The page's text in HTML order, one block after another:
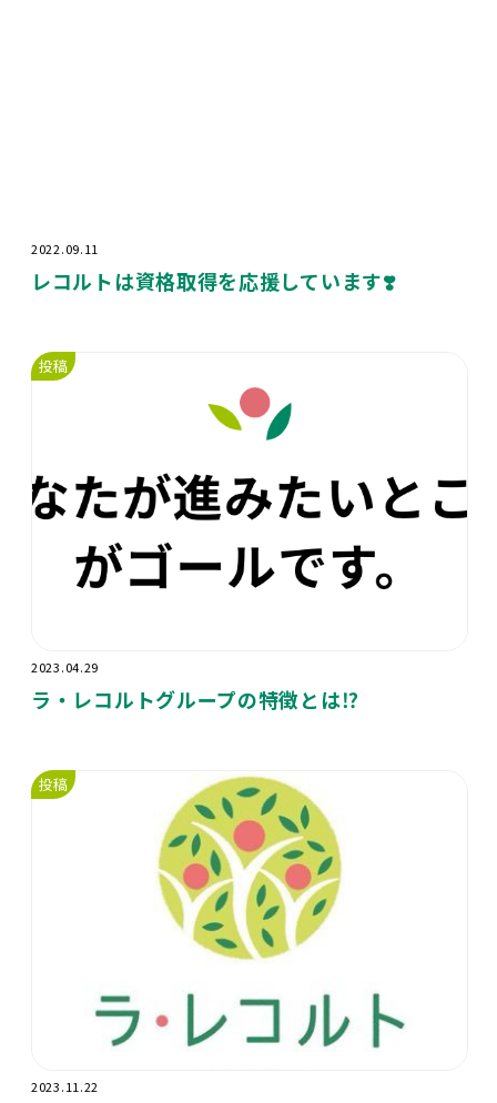
2022.09.11
レコルトは資格取得を応援しています❣️
投稿
2023.04.29
ラ・レコルトグループの特徴とは⁉️
投稿
2023.11.22